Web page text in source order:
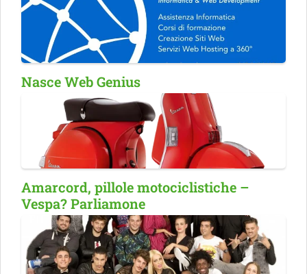
Nasce Web Genius
Amarcord, pillole motociclistiche –
Vespa? Parliamone